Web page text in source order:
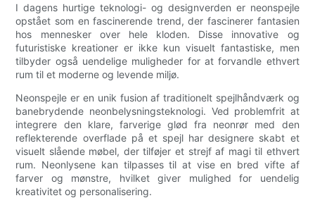
I dagens hurtige teknologi- og designverden er neonspejle
opstået som en fascinerende trend, der fascinerer fantasien
hos mennesker over hele kloden. Disse innovative og
futuristiske kreationer er ikke kun visuelt fantastiske, men
tilbyder også uendelige muligheder for at forvandle ethvert
rum til et moderne og levende miljø.
Neonspejle er en unik fusion af traditionelt spejlhåndværk og
banebrydende neonbelysningsteknologi. Ved problemfrit at
integrere den klare, farverige glød fra neonrør med den
reflekterende overflade på et spejl har designere skabt et
visuelt slående møbel, der tilføjer et strejf af magi til ethvert
rum. Neonlysene kan tilpasses til at vise en bred vifte af
farver og mønstre, hvilket giver mulighed for uendelig
kreativitet og personalisering.